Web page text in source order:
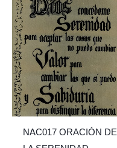
NAC017 ORACIÓN DE